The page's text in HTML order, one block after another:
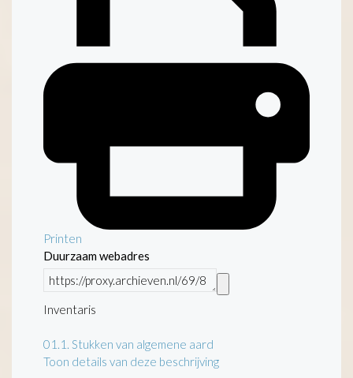
Printen
Duurzaam webadres
Inventaris
01.1. Stukken van algemene aard
Toon details van deze beschrijving